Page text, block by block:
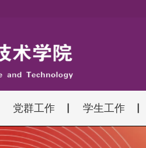
党群工作 学生工作